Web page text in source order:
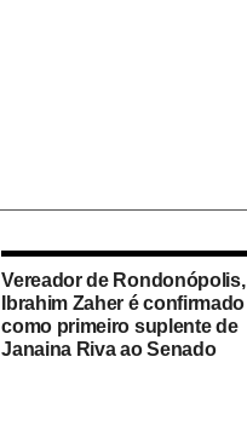
Vereador de Rondonópolis,
Ibrahim Zaher é confirmado
como primeiro suplente de
Janaina Riva ao Senado